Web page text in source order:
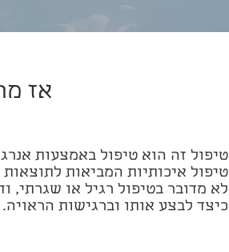
אז
טיפול זה הוא טיפול באמצעות
טיפול איכותיות המביאות
לא מדובר בטיפול רגיל או
כיצד לבצע אותו וברגישות